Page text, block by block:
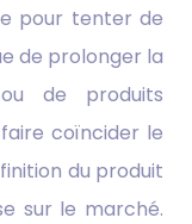
pour tenter de
de prolonger la
de produits
coïncider le
du produit
sur le marché.